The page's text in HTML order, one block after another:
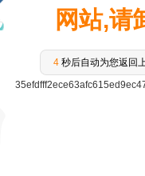
网站,请
3 秒后自动为您返回